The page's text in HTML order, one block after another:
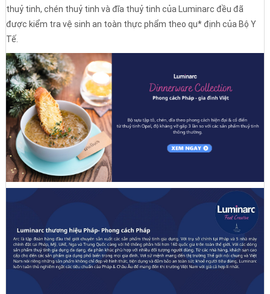
thuỷ tinh, chén thuỷ tinh và đĩa thuỷ tinh của Luminarc đều đã
được kiểm tra vệ sinh an toàn thực phẩm theo qu* định của Bộ Y
Tế.